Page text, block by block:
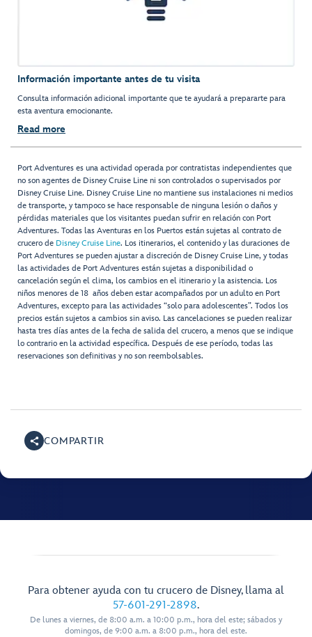
Información importante antes de tu visita
Consulta información adicional importante que te ayudará a prepararte para
esta aventura emocionante.
Read more
Port Adventures es una actividad operada por contratistas independientes que
no son agentes de Disney Cruise Line ni son controlados o supervisados por
Disney Cruise Line. Disney Cruise Line no mantiene sus instalaciones ni medios
de transporte, y tampoco se hace responsable de ninguna lesión o daños y
pérdidas materiales que los visitantes puedan sufrir en relación con Port
Adventures. Todas las Aventuras en los Puertos están sujetas al contrato de
crucero de Disney Cruise Line. Los itinerarios, el contenido y las duraciones de
Port Adventures se pueden ajustar a discreción de Disney Cruise Line, y todas
las actividades de Port Adventures están sujetas a disponibilidad o
cancelación según el clima, los cambios en el itinerario y la asistencia. Los
niños menores de 18 años deben estar acompañados por un adulto en Port
Adventures, excepto para las actividades “solo para adolescentes”. Todos los
precios están sujetos a cambios sin aviso. Las cancelaciones se pueden realizar
hasta tres días antes de la fecha de salida del crucero, a menos que se indique
lo contrario en la actividad específica. Después de ese período, todas las
reservaciones son definitivas y no son reembolsables.
COMPARTIR
Para obtener ayuda con tu crucero de Disney, llama al
57-601-291-2898.
De lunes a viernes, de 8:00 a.m. a 10:00 p.m., hora del este; sábados y
domingos, de 9:00 a.m. a 8:00 p.m., hora del este.